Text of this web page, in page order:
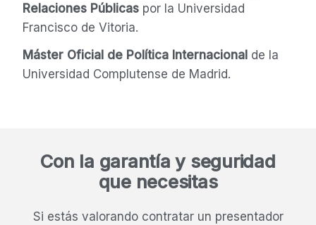
Relaciones Públicas por la Universidad
Francisco de Vitoria.
Máster Oficial de Política Internacionalde la
Universidad Complutense de Madrid.
Con la garantía y seguridad
que necesitas
Si estás valorando contratar un presentador